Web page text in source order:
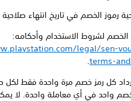
legal/sen-
terms-
.
واحد في أي معاملة واحدة. لا